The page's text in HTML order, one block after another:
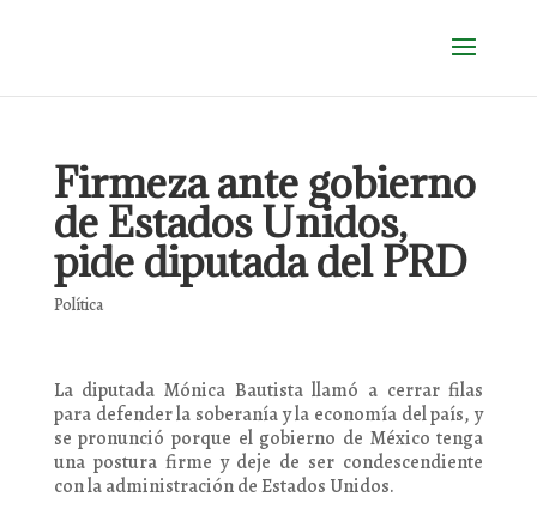
Firmeza ante gobierno
de Estados Unidos,
pide diputada del PRD
Política
La diputada Mónica Bautista llamó a cerrar filas
para defender la soberanía y la economía del país, y
se pronunció porque el gobierno de México tenga
una postura firme y deje de ser condescendiente
con la administración de Estados Unidos.